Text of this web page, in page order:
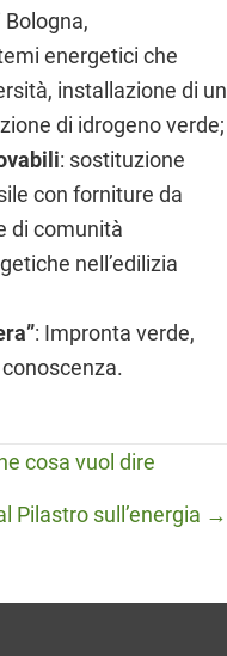
energetici che
installazione di un
di idrogeno verde;
: sostituzione
con forniture da
di comunità
nell’edilizia
: Impronta verde,
cosa vuol dire
Pilastro sull’energia →